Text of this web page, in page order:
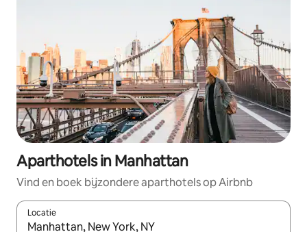
Aparthotels in Manhattan
Vind en boek bijzondere aparthotels op Airbnb
Locatie
Wanneer er resultaten beschikbaar zijn, maak je een keuze